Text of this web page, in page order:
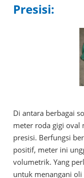
Presisi:
Di antara berbagai
meter roda gigi oval
presisi. Berfungsi
positif, meter ini
volumetrik. Yang
untuk menangani oli